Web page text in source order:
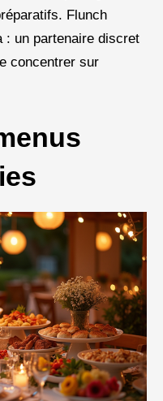
Flunch
: un partenaire discret
concentrer sur